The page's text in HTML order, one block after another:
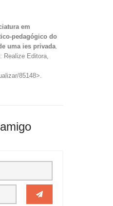
em
pedagógico do
uma ies privada.
Realize Editora,
85148>.